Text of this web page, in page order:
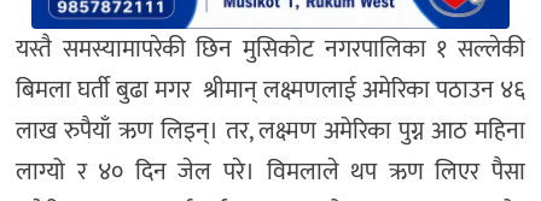
यस्तै समस्यामापरेकी छिन मुसिकोट नगरपालिका १ सल्लेकी
बिमला घर्ती बुढा मगर श्रीमान् लक्ष्मणलाई अमेरिका पठाउन ४६
लाख रुपैयाँ ऋण लिइन्। तर, लक्ष्मण अमेरिका पुग्न आठ महिना
लाग्यो र ४० दिन जेल परे। विमलाले थप ऋण लिएर पैसा